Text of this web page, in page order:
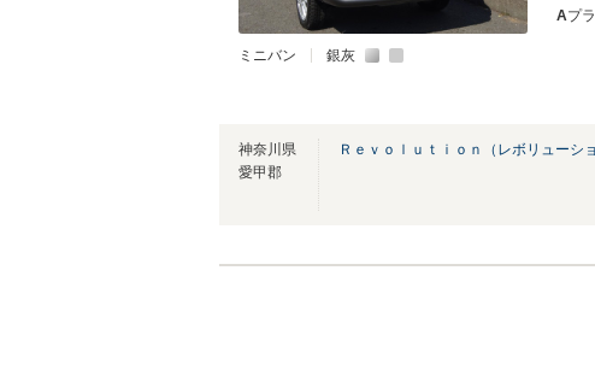
ミニバン 銀灰
Aプ
神奈川県
愛甲郡
Ｒｅｖｏｌｕｔｉｏｎ（レボリューシ